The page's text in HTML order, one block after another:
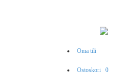
Oma tili
Ostoskori 0